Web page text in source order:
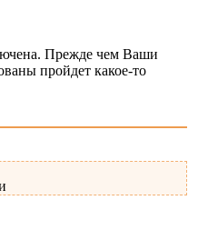
Прежде чем Ваши
пройдет какое-то